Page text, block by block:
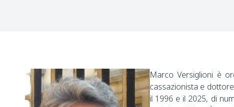
Marco Versiglioni è
cassazionista e
il 1996 e il 2025, di